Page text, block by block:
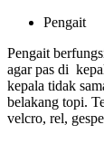
Pengait
Pengait
agar pas di
kepala tidak
belakang topi.
velcro, rel,